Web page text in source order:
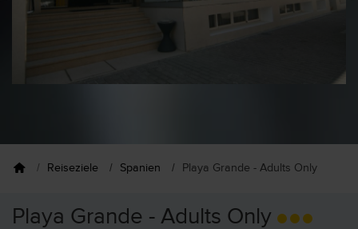
Reiseziele Spanien Playa Grande - Adults Only
Playa Grande - Adults Only